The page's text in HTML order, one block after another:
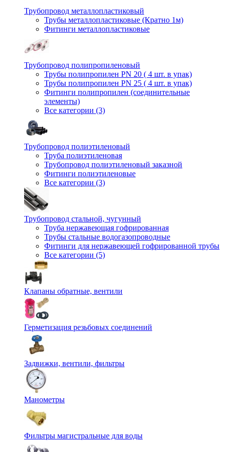
Трубопровод металлопластиковый
Трубы металлопластиковые (Кратно 1м)
Фитинги металлопластиковые
Трубопровод полипропиленовый
Трубы полипропилен PN 20 ( 4 шт. в упак)
Трубы полипропилен PN 25 ( 4 шт. в упак)
Фитинги полипропилен (cоединительные
элементы)
Все категории (3)
Трубопровод полиэтиленовый
Труба полиэтиленовая
Трубопровод полиэтиленовый заказной
Фитинги полиэтиленовые
Все категории (3)
Трубопровод стальной, чугунный
Труба нержавеющая гофрированная
Трубы стальные водогазопроводные
Фитинги для нержавеющей гофрированной трубы
Все категории (5)
Клапаны обратные, вентили
Герметизация резьбовых соединений
Задвижки, вентили, фильтры
Манометры
Фильтры магистральные для воды